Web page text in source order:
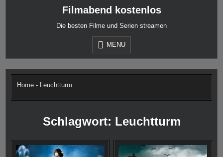
Filmabend kostenlos
Die besten Filme und Serien streamen
MENU
Home - Leuchtturm
Schlagwort: Leuchtturm